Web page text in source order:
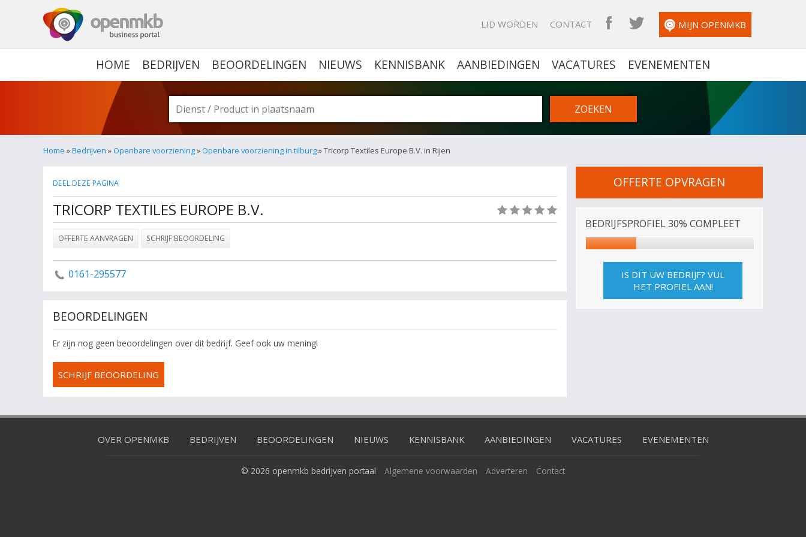
LID WORDEN CONTACT OPENMKB FACEBOOK
OPENMKB TWITTER
MIJN OPENMKB
HOME BEDRIJVEN BEOORDELINGEN NIEUWS KENNISBANK AANBIEDINGEN VACATURES EVENEMENTEN
Home »Bedrijven » Openbare voorziening» Openbare voorziening in tilburg» Tricorp Textiles Europe B.V. in Rijen
DEEL DEZE PAGINA
TRICORP TEXTILES EUROPE B.V.
OFFERTE AANVRAGEN SCHRIJF BEOORDELING
0161-295577
BEOORDELINGEN
Er zijn nog geen beoordelingen over dit bedrijf. Geef ook uw mening!
SCHRIJF BEOORDELING
OFFERTE OPVRAGEN
BEDRIJFSPROFIEL 30% COMPLEET
IS DIT UW BEDRIJF? VUL
HET PROFIEL AAN!
OVER OPENMKB BEDRIJVEN BEOORDELINGEN NIEUWS KENNISBANK AANBIEDINGEN VACATURES EVENEMENTEN
© 2026 openmkb bedrijven portaal Algemene voorwaarden Adverteren Contact